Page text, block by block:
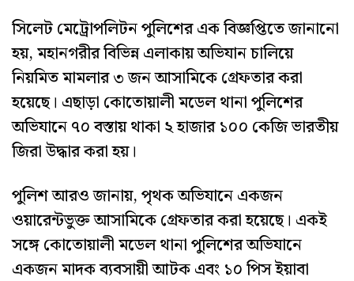
সিলেট মেট্রোপলিটন পুলিশের এক বিজ্ঞপ্তিতে জানানো
হয়, মহানগরীর বিভিন্ন এলাকায় অভিযান চালিয়ে
নিয়মিত মামলার ৩ জন আসামিকে গ্রেফতার করা
হয়েছে। এছাড়া কোতোয়ালী মডেল থানা পুলিশের
অভিযানে ৭০ বস্তায় থাকা ২ হাজার ১০০ কেজি ভারতীয়
জিরা উদ্ধার করা হয়।
পুলিশ আরও জানায়, পৃথক অভিযানে একজন
ওয়ারেন্টভুক্ত আসামিকে গ্রেফতার করা হয়েছে। একই
সঙ্গে কোতোয়ালী মডেল থানা পুলিশের অভিযানে
একজন মাদক ব্যবসায়ী আটক এবং ১০ পিস ইয়াবা